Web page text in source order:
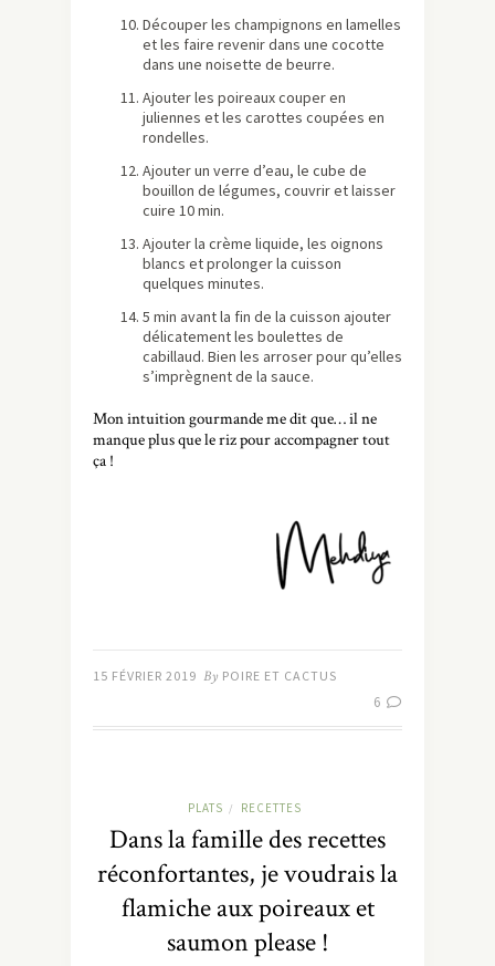
Découper les champignons en lamelles
et les faire revenir dans une cocotte
dans une noisette de beurre.
Ajouter les poireaux couper en
juliennes et les carottes coupées en
rondelles.
Ajouter un verre d’eau, le cube de
bouillon de légumes, couvrir et laisser
cuire 10 min.
Ajouter la crème liquide, les oignons
blancs et prolonger la cuisson
quelques minutes.
5 min avant la fin de la cuisson ajouter
délicatement les boulettes de
cabillaud. Bien les arroser pour qu’elles
s’imprègnent de la sauce.
Mon intuition gourmande me dit que… il ne
manque plus que le riz pour accompagner tout
ça !
15 FÉVRIER 2019 By POIRE ET CACTUS
6
PLATS / RECETTES
Dans la famille des recettes
réconfortantes, je voudrais la
flamiche aux poireaux et
saumon please !